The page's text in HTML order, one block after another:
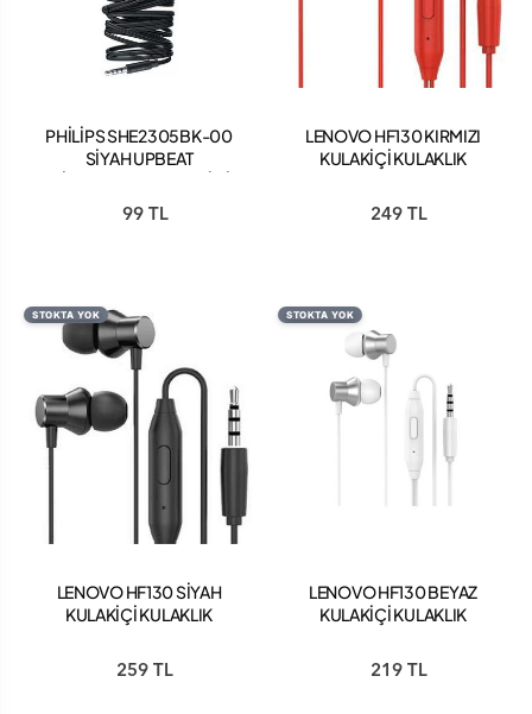
PHİLİPS SHE2305BK-00
SİYAH UPBEAT
KULAKLIK
99 TL
LENOVO HF130 KIRMIZI
KULAKİÇİ KULAKLIK
249 TL
STOKTA YOK
LENOVO HF130 SİYAH
KULAKİÇİ KULAKLIK
259 TL
STOKTA YOK
LENOVO HF130 BEYAZ
KULAKİÇİ KULAKLIK
219 TL